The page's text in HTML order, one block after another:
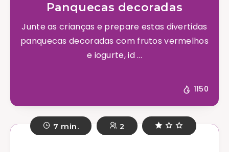
Panquecas decoradas
Junte as crianças e prepare estas divertidas
panquecas decoradas com frutos vermelhos
e iogurte, id ...
1150
7 min. 2